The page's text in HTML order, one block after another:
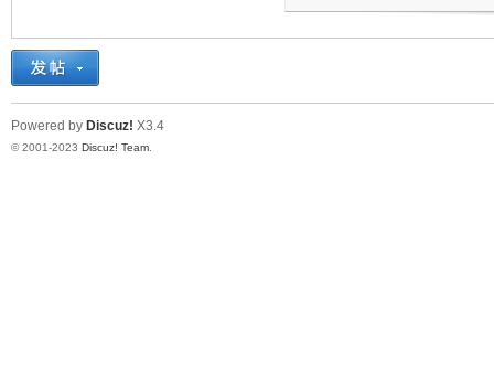
机
Powered by Discuz! X3.4
© 2001-2023 Discuz! Team.